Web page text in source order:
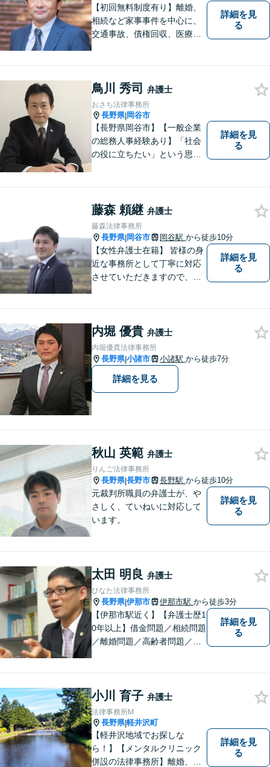
【初回無料制度有り】離婚、
相続など家事事件を中心に、
交通事故、債権回収、医療過
詳細を見
る
鳥川 秀司 弁護士
おさち法律事務所
長野県|岡谷市
【長野県岡谷市】【一般企業
の総務人事経験あり】「社会
の役に立ちたい」という思い
権利を守るために懸命に働き
ます。離婚・借金・交通事故
などお気軽にご相談くださ
い。
詳細を見
る
藤森 頼継 弁護士
藤森法律事務所
長野県|岡谷市 岡谷駅 から徒歩10分
【女性弁護士在籍】 皆様の身
近な事務所として丁寧に対応
させていただきますので、お
詳細を見
る
内堀 優貴 弁護士
内堀優貴法律事務所
長野県|小諸市 小諸駅 から徒歩7分
詳細を見る
秋山 英範 弁護士
りんご法律事務所
長野県|長野市 長野駅 から徒歩10分
元裁判所職員の弁護士が、や
さしく、ていねいに対応して
います。
詳細を見
る
太田 明良 弁護士
ひなた法律事務所
長野県|伊那市 伊那市駅 から徒歩3分
【伊那市駅近く】【弁護士歴1
0年以上】借金問題／相続問題
／離婚問題／高齢者問題／相
根ざした弁護士】もし何かお
困りな事がございましたらお
気軽にご相談ください。
詳細を見
る
小川 育子 弁護士
法律事務所M
長野県|軽井沢町
【軽井沢地域でお探しな
ら！】【メンタルクリニック
併設の法律事務所】離婚、男
詳細を見
る